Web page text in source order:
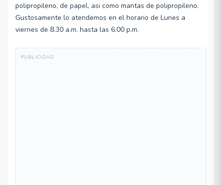
polipropileno, de papel, asi como mantas de polipropileno.
Gustosamente lo atendemos en el horario de Lunes a
viernes de 8.30 a.m. hasta las 6.00 p.m.